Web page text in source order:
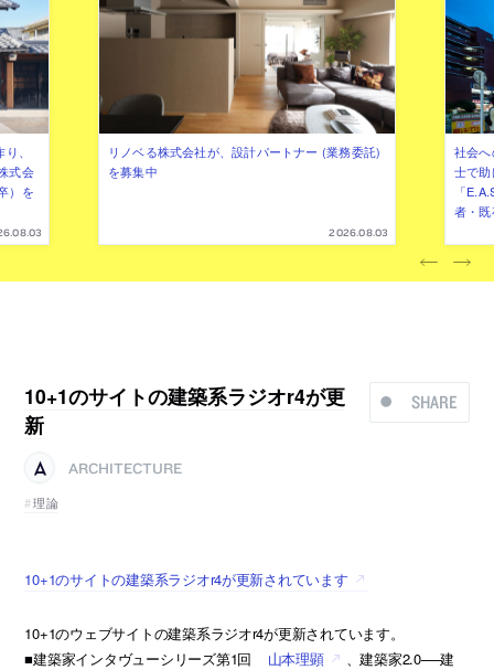
、
式会
）を
リノベる株式会社が、設計パートナー (業務委託)
を募集中
2026.08.03
社会
士で
「
者・
SHARE
10+1のサイトの建築系ラジオr4が更
新
ARCHITECTURE
理論
10+1のサイトの建築系ラジオr4が更新されています
10+1のウェブサイトの建築系ラジオr4が更新されています。
■建築家インタヴューシリーズ第1回
山本理顕
、建築家2.0──建